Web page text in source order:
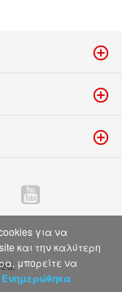
για να
και την καλύτερη
μπορείτε να
Ενημερώθηκα